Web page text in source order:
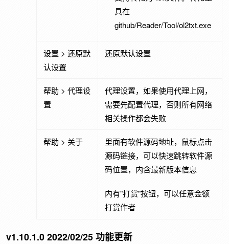
具在
github/Reader/Tool/ol2txt.exe
设置 > 还原默
认设置
还原默认设置
帮助 > 代理设
置
代理设置，如果使用代理上网，
需要先配置代理，否则所有网络
相关操作都会失败
帮助 > 关于
里面有软件源码地址，鼠标点击
源码链接，可以快速跳转软件源
码位置，内含最新版本信息
内有"打赏"按钮，可以任意金额
打赏作者
v1.10.1.0 2022/02/25 功能更新